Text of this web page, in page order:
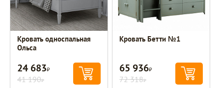
Кровать односпальная
Ольса
24 683Р
41 190Р
Кровать Бетти №1
65 936Р
72 318Р